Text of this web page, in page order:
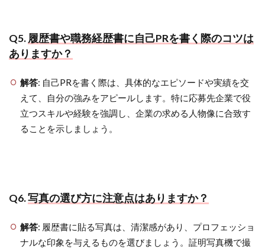
Q5. 履歴書や職務経歴書に自己PRを書く際のコツは
ありますか？
解答: 自己PRを書く際は、具体的なエピソードや実績を交
えて、自分の強みをアピールします。特に応募先企業で役
立つスキルや経験を強調し、企業の求める人物像に合致す
ることを示しましょう。
Q6.写真の選び方に注意点はありますか？
解答: 履歴書に貼る写真は、清潔感があり、プロフェッショ
ナルな印象を与えるものを選びましょう。証明写真機で撮